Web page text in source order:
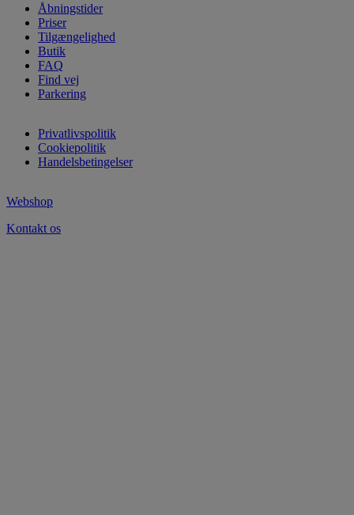
Åbningstider
Priser
Tilgængelighed
Butik
FAQ
Find vej
Parkering
Privatlivspolitik
Cookiepolitik
Handelsbetingelser
Webshop
Kontakt os